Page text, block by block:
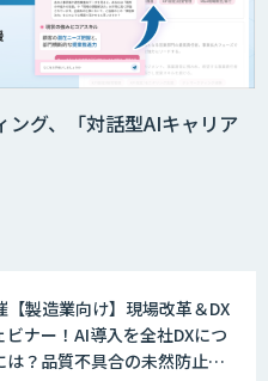
ング、「対話型AIキャリア
【製造業向け】現場改革＆DX
ビナー！AI導入を全社DXにつ
は？品質不具合の未然防止か